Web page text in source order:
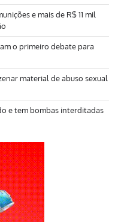
e mais de R$ 11 mil
o primeiro debate para
material de abuso sexual
e tem bombas interditadas